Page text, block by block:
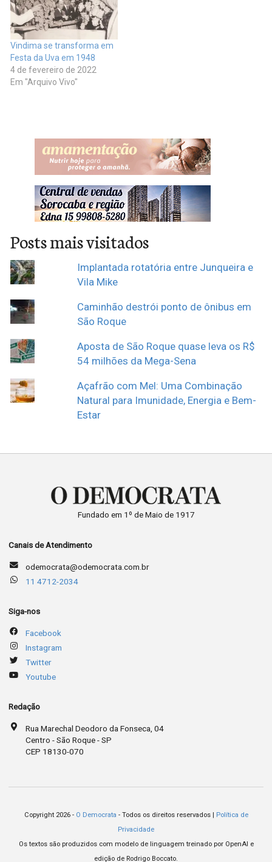
Vindima se transforma em
Festa da Uva em 1948
4 de fevereiro de 2022
Em "Arquivo Vivo"
Posts mais visitados
Implantada rotatória entre Junqueira e
Vila Mike
Caminhão destrói ponto de ônibus em
São Roque
Aposta de São Roque quase leva os R$
54 milhões da Mega-Sena
Açafrão com Mel: Uma Combinação
Natural para Imunidade, Energia e Bem-
Estar
Fundado em 1º de Maio de 1917
Canais de Atendimento
odemocrata@odemocrata.com.br
11 4712-2034
Siga-nos
Facebook
Instagram
Twitter
Youtube
Redação
Rua Marechal Deodoro da Fonseca, 04
Centro - São Roque - SP
CEP 18130-070
Copyright 2026 - O Democrata - Todos os direitos reservados | Política de
Privacidade
Os textos são produzidos com modelo de linguagem treinado por OpenAI e
edição de Rodrigo Boccato.